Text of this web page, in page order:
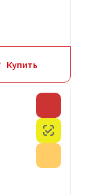
Купить